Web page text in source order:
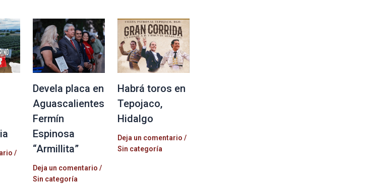
/
Devela placa en
Aguascalientes
Fermín
Espinosa
“Armillita”
Deja un comentario /
Sin categoría
Habrá toros en
Tepojaco,
Hidalgo
Deja un comentario /
Sin categoría